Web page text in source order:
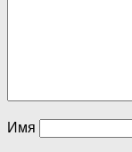
Имя